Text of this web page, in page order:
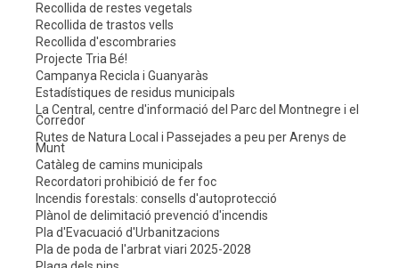
Recollida de restes vegetals
Recollida de trastos vells
Recollida d'escombraries
Projecte Tria Bé!
Campanya Recicla i Guanyaràs
Estadístiques de residus municipals
La Central, centre d'informació del Parc del Montnegre i el
Corredor
Rutes de Natura Local i Passejades a peu per Arenys de
Munt
Catàleg de camins municipals
Recordatori prohibició de fer foc
Incendis forestals: consells d'autoprotecció
Plànol de delimitació prevenció d'incendis
Pla d'Evacuació d'Urbanitzacions
Pla de poda de l'arbrat viari 2025-2028